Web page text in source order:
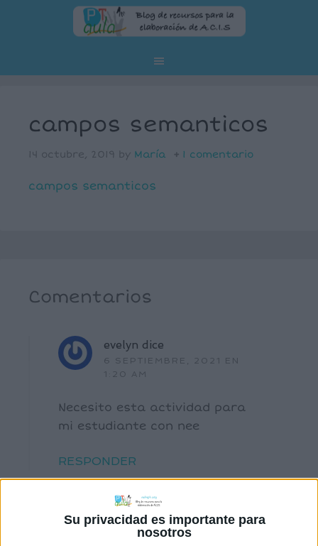
Su privacidad es importante para
nosotros
campos semanticos
14 octubre, 2019 by María 1 comentario
campos semanticos
Comentarios
evelyn dice
6 SEPTIEMBRE, 2021 EN
1:20 AM
Necesito esta actividad para
mi estudiante con nee
RESPONDER